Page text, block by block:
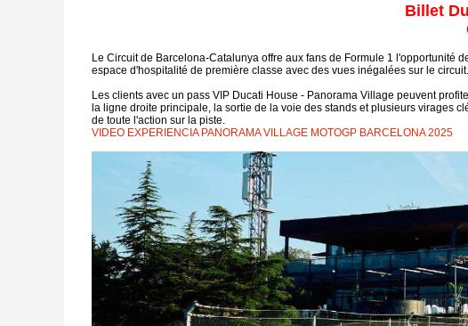
Billet
Le Circuit de Barcelona-Catalunya offre aux fans de Formule 1 l'opportunité
espace d'hospitalité de première classe avec des vues inégalées sur le circuit.
Les clients avec un pass VIP Ducati House - Panorama Village peuvent
la ligne droite principale, la sortie de la voie des stands et plusieurs virages
de toute l'action sur la piste.
VIDEO EXPERIENCIA PANORAMA VILLAGE MOTOGP BARCELONA 2025